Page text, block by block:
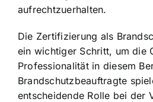
aufrechtzuerhalten.
Die Zertifizierung als
ein wichtiger Schritt, um die
Professionalität in diesem
Brandschutzbeauftragte
entscheidende Rolle bei der